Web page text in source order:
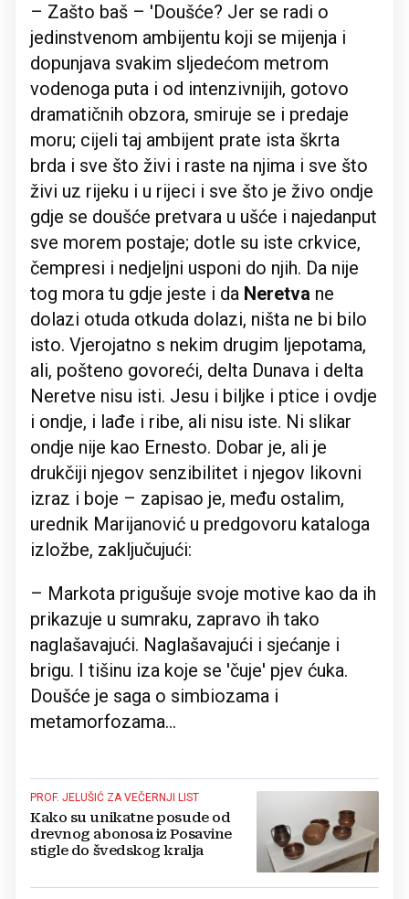
– Zašto baš – 'Doušće? Jer se radi o
jedinstvenom ambijentu koji se mijenja i
dopunjava svakim sljedećom metrom
vodenoga puta i od intenzivnijih, gotovo
dramatičnih obzora, smiruje se i predaje
moru; cijeli taj ambijent prate ista škrta
brda i sve što živi i raste na njima i sve što
živi uz rijeku i u rijeci i sve što je živo ondje
gdje se doušće pretvara u ušće i najedanput
sve morem postaje; dotle su iste crkvice,
čempresi i nedjeljni usponi do njih. Da nije
tog mora tu gdje jeste i da Neretva ne
dolazi otuda otkuda dolazi, ništa ne bi bilo
isto. Vjerojatno s nekim drugim ljepotama,
ali, pošteno govoreći, delta Dunava i delta
Neretve nisu isti. Jesu i biljke i ptice i ovdje
i ondje, i lađe i ribe, ali nisu iste. Ni slikar
ondje nije kao Ernesto. Dobar je, ali je
drukčiji njegov senzibilitet i njegov likovni
izraz i boje – zapisao je, među ostalim,
urednik Marijanović u predgovoru kataloga
izložbe, zaključujući:
– Markota prigušuje svoje motive kao da ih
prikazuje u sumraku, zapravo ih tako
naglašavajući. Naglašavajući i sjećanje i
brigu. I tišinu iza koje se 'čuje' pjev ćuka.
Doušće je saga o simbiozama i
metamorfozama...
PROF. JELUŠIĆ ZA VEČERNJI LIST
Kako su unikatne posude od
drevnog abonosa iz Posavine
stigle do švedskog kralja